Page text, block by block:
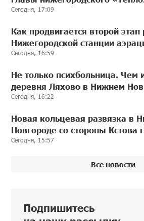
Сегодня, 17:09
Как продвигается второй этап
Нижегородской станции
Сегодня, 16:59
Не только психбольница. Чем
деревня Ляхово в Нижнем
Сегодня, 16:22
Новая кольцевая развязка в
Новгороде со стороны Кстова
Сегодня, 15:57
Все новости
Подпишитесь